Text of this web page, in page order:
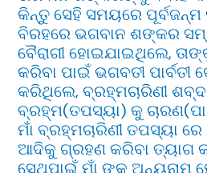
କିନ୍ତୁ ସେହି ସମୟରେ ପୂର୍ବଜନ୍ମ
ବିରହରେ ଭଗବାନ ଶଙ୍କର
ବୈରାଗୀ ହୋଇଯାଇଥିଲେ,
କରିବା ପାଇଁ ଭଗବତୀ ପାର୍ବତୀ
କରିଥିଲେ, ବ୍ରହ୍ମଚାରିଣୀ
ବ୍ରହ୍ମ(ତପସ୍ୟା) କୁ
ମାଁ ବ୍ରହ୍ମଚାରିଣୀ ତପସ୍ୟା
ଆଦିକୁ ଗ୍ରହଣ କରିବା ତ୍ୟାଗ
ସେଥିପାଇଁ ମାଁ ଙ୍କ ଅନ୍ୟନାମ